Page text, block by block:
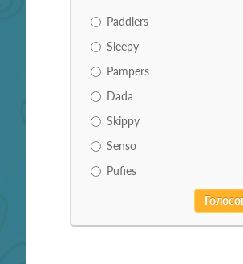
Paddlers
Sleepy
Pampers
Dada
Skippy
Senso
Pufies